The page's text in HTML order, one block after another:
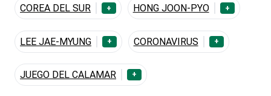
COREA DEL SUR
+ HONG JOON-PYO +
LEE JAE-MYUNG + CORONAVIRUS +
JUEGO DEL CALAMAR +